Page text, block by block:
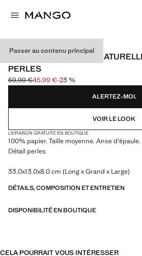
Passer au contenu principal
SAC À MAIN EN FIBRE
PERLES
Prix initial barré [59,99 € ]
59,99 €
Prix actuel [45,99 € ]
45,99 €-23 %
Choisissez une couleur
ALERTEZ-MOI.
VOIR LE LOOK
LIVRAISON GRATUITE EN BOUTIQUE
100% papier. Taille moyenne. Anse
Détail perles
33.0x13.0x8.0 cm (Long x Grand x Large)
DÉTAILS, COMPOSITION ET ENTRETIEN
DISPONIBILITÉ EN BOUTIQUE
CELA POURRAIT VOUS INTÉRESSER